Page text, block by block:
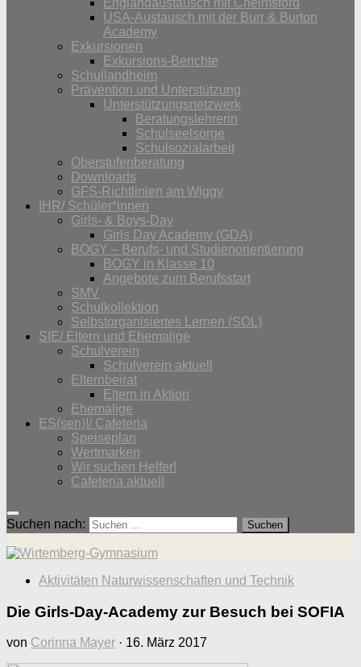
Englandaustausch mit Chelmsford
USA-Austausch mit der Burr & Burton
Academy
Exkursionen
Exkursions-Berichte
Schullandheim
Prävention und Unterstützung
Unterstützungsnetzwerk
Beratungslehrerin
Schulseelsorge
Schulsozialarbeit
Oberstufenberatung
Downloads
GFS-Richtlinien am Wiggy
IHR/ Schüler*innen
Girls- & Boys-Day
Girls Day Academy (GDA)
BOGY – Berufs- und Studienorientierung
BOGY in Klasse 10
Angebote zum Berufsstart
SMV
Schulkollektion
Selbstorganisiertes Lernen (SOL)
SIE/ Eltern und Ehemalige
Schulverein
Schulverein aktuell
Elternbeirat
Eltern in Aktion
Ehemalige
ES(sen)!/ Cafeteria
Speiseplan
Wertmarken
Wir suchen Helfer!
Cafeteria aktuell
Suchen nach:
Aktivitäten Naturwissenschaften und Technik
Die Girls-Day-Academy zur Besuch bei SOFIA
von Corinna Mayer · 16. März 2017